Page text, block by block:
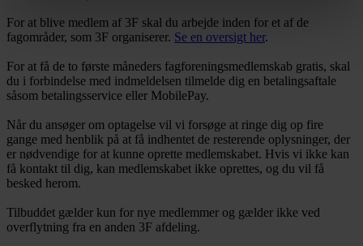
For at blive medlem af 3F skal du arbejde inden for et af de
fagområder, som 3F organiserer. Se en oversigt her.
For at få de to første måneders fagforeningsmedlemskab gratis, skal
du i forbindelse med indmeldelsen tilmelde dig en betalingsaftale
såsom betalingsservice eller MobilePay.
Når du ansøger om optagelse vil vi forsøge at ringe dig op fire
gange med henblik på at få indhentet de resterende oplysninger, der
er nødvendige for at kunne oprette medlemskabet. Hvis vi ikke kan
få kontakt til dig, kan medlemskabet ikke oprettes, og du vil få
besked herom.
Tilbuddet gælder kun for nye medlemmer og gælder ikke ved
overflytning fra en anden 3F afdeling.